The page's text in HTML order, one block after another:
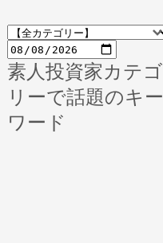
素人投資家カテゴ
リーで話題のキー
ワード